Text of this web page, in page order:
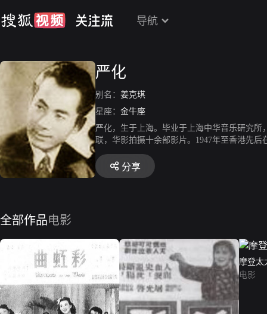
导航
严化
别名： 姜克琪
星座： 金牛座
严化，生于上海。毕业于上海中华音乐研究所
联，华影拍摄十余部影片。1947年至香港先
分享
全部作品电影
摩登太
电影